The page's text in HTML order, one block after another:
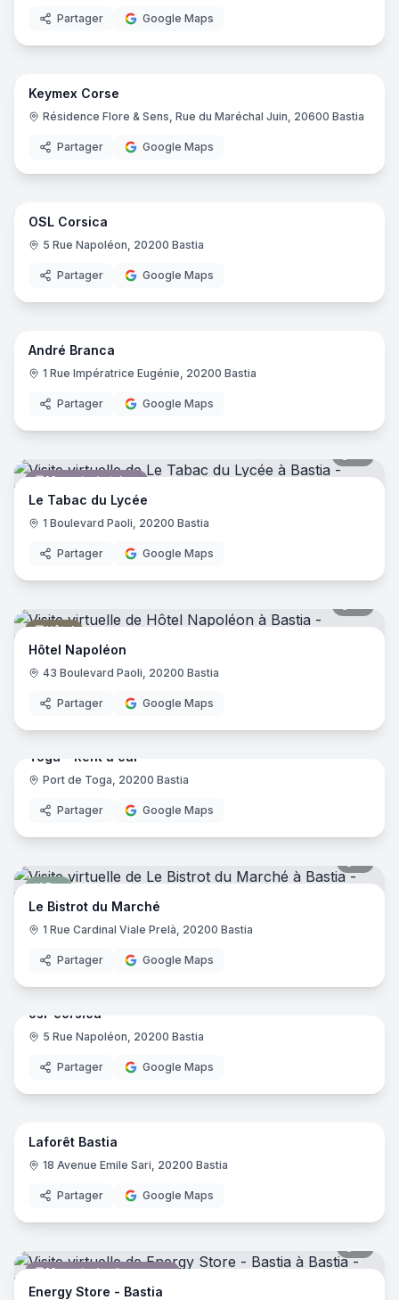
Partager Google Maps
Formation Professionnelle
26
Keymex Corse
Résidence Flore & Sens, Rue du Maréchal Juin, 20600 Bastia
Partager Google Maps
Bijouterie
6
OSL Corsica
5 Rue Napoléon, 20200 Bastia
Partager Google Maps
Atelier de réparation
3
André Branca
1 Rue Impératrice Eugénie, 20200 Bastia
Partager Google Maps
Magasin de tabac
Le Tabac du Lycée
1 Boulevard Paoli, 20200 Bastia
Partager Google Maps
Hôtel
Hôtel Napoléon
43 Boulevard Paoli, 20200 Bastia
Partager Google Maps
Location de véhicules
Toga - Rent a car
Port de Toga, 20200 Bastia
Partager Google Maps
Bar
Le Bistrot du Marché
1 Rue Cardinal Viale Prelà, 20200 Bastia
Partager Google Maps
Bijouterie
osl-corsica
5 Rue Napoléon, 20200 Bastia
Partager Google Maps
Agence immobilière
9
Laforêt Bastia
18 Avenue Emile Sari, 20200 Bastia
Partager Google Maps
Magasin de chaussures
Energy Store - Bastia